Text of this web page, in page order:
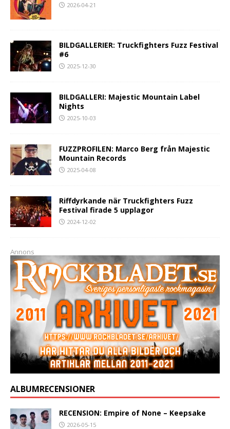
2026-04-21
BILDGALLERIER: Truckfighters Fuzz Festival
#6
2025-12-30
BILDGALLERI: Majestic Mountain Label
Nights
2025-10-03
FUZZPROFILEN: Marco Berg från Majestic
Mountain Records
2025-04-08
Riffdyrkande när Truckfighters Fuzz
Festival firade 5 upplagor
2024-12-02
Annons
ALBUMRECENSIONER
RECENSION: Empire of None – Keepsake
2026-05-15